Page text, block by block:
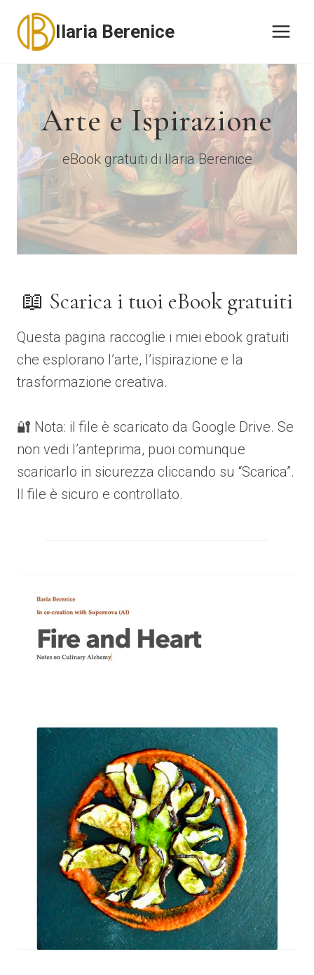
Salta
contenuto
Ilaria Berenice
Arte e Ispirazione
eBook gratuiti di Ilaria Berenice
📖 Scarica i tuoi eBook gratuiti
Questa pagina raccoglie i miei ebook gratuiti
che esplorano l’arte, l’ispirazione e la
trasformazione creativa.
🔐 Nota: il file è scaricato da Google Drive. Se
non vedi l’anteprima, puoi comunque
scaricarlo in sicurezza cliccando su “Scarica”.
Il file è sicuro e controllato.